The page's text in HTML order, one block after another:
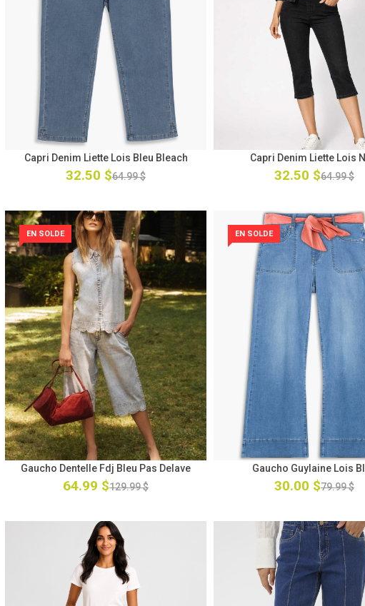
Capri Denim Liette Lois Bleu Bleach
32.50 $64.99 $
Capri Denim Liette Lois
32.50 $64.99 $
EN SOLDE
Gaucho Dentelle Fdj Bleu Pas Delave
64.99 $129.99 $
EN SOLDE
Gaucho Guylaine Lois
30.00 $79.99 $